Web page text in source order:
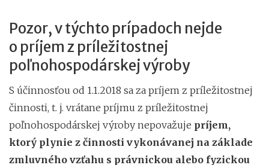
Pozor, v týchto prípadoch nejde
o príjem z príležitostnej
poľnohospodárskej výroby
S účinnosťou od 1.1.2018 sa za príjem z príležitostnej
činnosti, t. j. vrátane príjmu z príležitostnej
poľnohospodárskej výroby nepovažuje príjem,
ktorý plynie z činnosti vykonávanej na základe
zmluvného vzťahu s právnickou alebo fyzickou